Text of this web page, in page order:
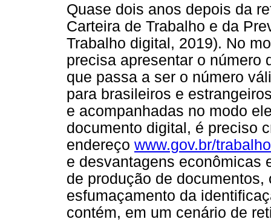
Quase dois anos depois da
Carteira de Trabalho e da
Trabalho digital, 2019). No
precisa apresentar o número
que passa a ser o número
para brasileiros e
e acompanhadas no modo
documento digital, é preciso
endereço www.gov.br/trabalho
e desvantagens econômicas
de produção de
esfumaçamento da
contém, em um cenário de